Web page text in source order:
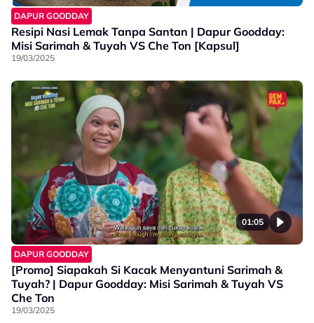
DAPUR GOODDAY
Resipi Nasi Lemak Tanpa Santan | Dapur Goodday:
Misi Sarimah & Tuyah VS Che Ton [Kapsul]
19/03/2025
01:05
DAPUR GOODDAY
[Promo] Siapakah Si Kacak Menyantuni Sarimah &
Tuyah? | Dapur Goodday: Misi Sarimah & Tuyah VS
Che Ton
19/03/2025